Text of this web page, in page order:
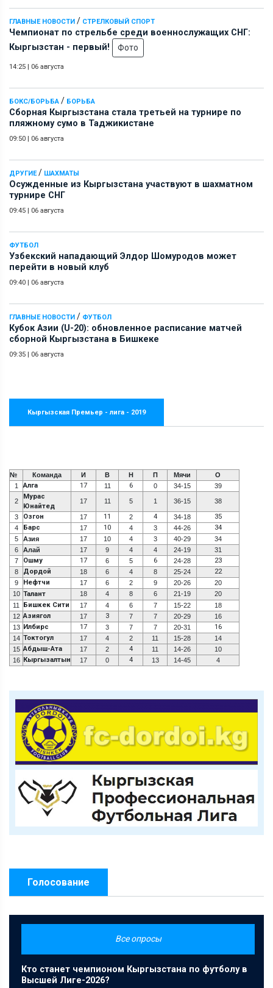
ГЛАВНЫЕ НОВОСТИ / СТРЕЛКОВЫЙ СПОРТ
Чемпионат по стрельбе среди военнослужащих СНГ:
Кыргызстан - первый!
Фото
14:25 06 августа
БОКС/БОРЬБА / БОРЬБА
Сборная Кыргызстана стала третьей на турнире по
пляжному сумо в Таджикистане
09:50 06 августа
ДРУГИЕ/ ШАХМАТЫ
Осужденные из Кыргызстана участвуют в шахматном
турнире СНГ
09:45 06 августа
ФУТБОЛ
Узбекский нападающий Элдор Шомуродов может
перейти в новый клуб
09:40 06 августа
ГЛАВНЫЕ НОВОСТИ / ФУТБОЛ
Кубок Азии (U-20): обновленное расписание матчей
сборной Кыргызстана в Бишкеке
09:35 06 августа
Кыргызская Премьер - лига - 2019
№ Команда И В Н П Мячи
О
1
Алга 17 11 6 0 34-15 39
2
Мурас
Юнайтед
17 11 5 1 36-15 38
3 Озгон 17 11 2 4 34-18 35
4 Барс 17 10 4 3 44-26 34
5 Азия 17 10 4 3 40-29
34
6
Алай 17 9 4 4 24-19
31
7
Ошму 17 6 5 6 24-28 23
8 Дордой 18 6 4 8 25-24 22
9 Нефтчи 17 6 2 9 20-26
20
10 Талант 18 4 8 6 21-19
20
11
Бишкек Сити 17 4 6 7 15-22
18
12 Азиягол 17 3 7 7 20-29
16
13
Илбирс 17 3 7 7 20-31 16
14 Токтогул 17 4 2 11 15-28
14
15 Абдыш-Ата 17 2 4 11 14-26
10
16
Кыргызалтын 17 0 4 13 14-45 4
Голосование
Все опросы
Кто станет чемпионом Кыргызстана по футболу в
Высшей Лиге-2026?